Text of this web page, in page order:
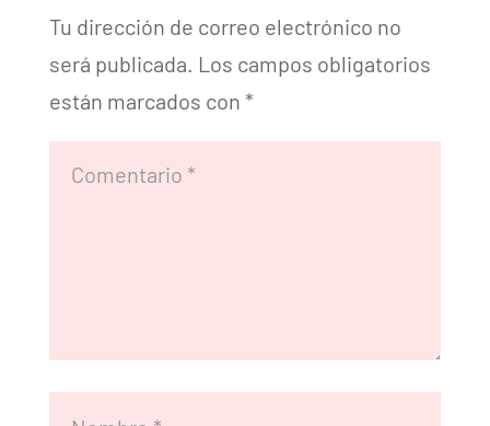
Tu dirección de correo electrónico no
será publicada. Los campos obligatorios
están marcados con *